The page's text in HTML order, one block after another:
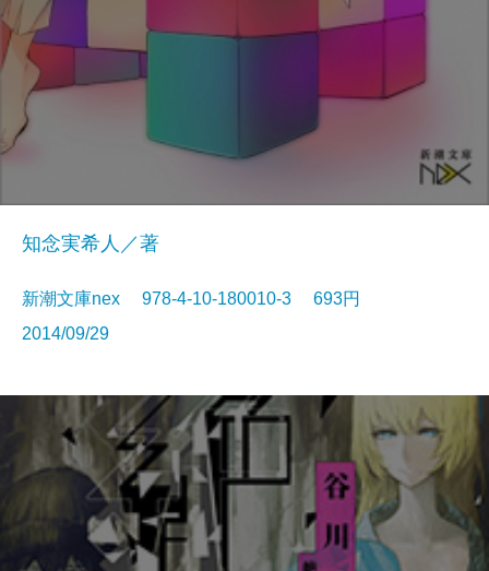
知念実希人／著
新潮文庫nex 978-4-10-180010-3 693円
2014/09/29